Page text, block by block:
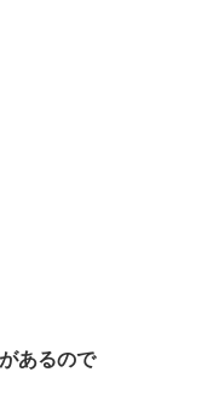
あるので